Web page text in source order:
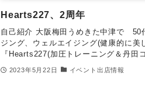
Hearts227、2周年
自己紹介 大阪梅田うめきた中津で 50
ジング、ウェルエイジング(健康的に美
『Hearts227(加圧トレーニング＆丹田
2023年5月22日 イベント出店情報